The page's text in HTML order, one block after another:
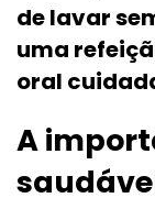
de lavar
uma
oral
A